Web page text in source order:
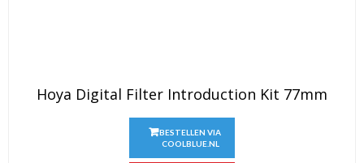
Hoya Digital Filter Introduction Kit 77mm
BESTELLEN VIA
COOLBLUE.NL